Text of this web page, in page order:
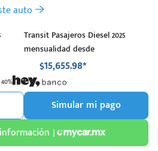
auto
Transit Pasajeros Diesel 2025
mensualidad desde
$15,655.98*
Simular mi pago
|